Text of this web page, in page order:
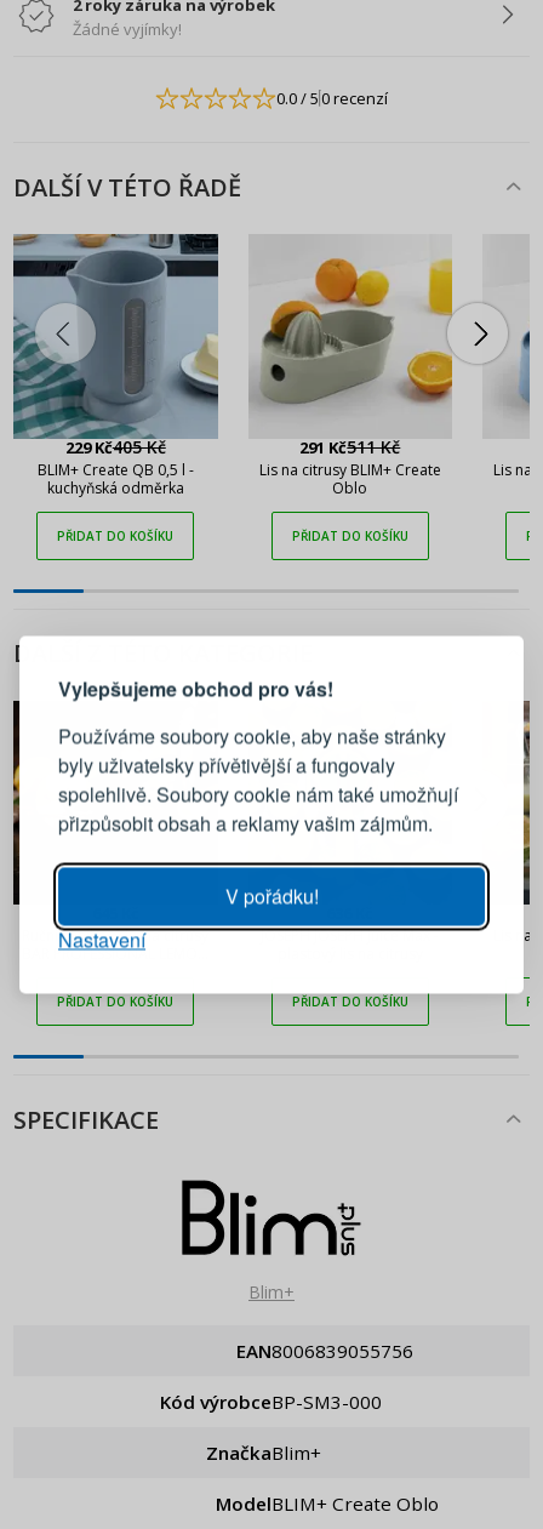
Vylepšujeme obchod pro vás!
Používáme soubory cookie, aby naše stránky
byly uživatelsky přívětivější a fungovaly
spolehlivě. Soubory cookie nám také umožňují
přizpůsobit obsah a reklamy vašim zájmům.
V pořádku!
Nastavení
2 roky záruka na výrobek
Žádné vyjímky!
0.0/ 50 recenzí
DALŠÍ V TÉTO ŘADĚ
229 Kč405 Kč
BLIM+ Create QB 0,5 l -
kuchyňská odměrka
PŘIDAT DO KOŠÍKU
291 Kč511 Kč
Lis na citrusy BLIM+ Create
Oblo
PŘIDAT DO KOŠÍKU
Lis na
DALŠÍ Z TÉTO KATEGORIE
Ruční hliníkový lis na citrusy
BAR PROFESSIONAL LEMON
PŘIDAT DO KOŠÍKU
JOSEPH JOSEPH Juice Max -
PŘIDAT DO KOŠÍKU
Lis
SPECIFIKACE
Blim+
EAN 8006839055756
Kód výrobce BP-SM3-000
Značka Blim+
Model BLIM+ Create Oblo
Přihlaste se ke svému účtu
Emailová adresa
PŘIHLÁSIT SE
Připomenutí hesla